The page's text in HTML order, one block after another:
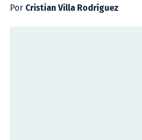
Por Cristian Villa Rodríguez